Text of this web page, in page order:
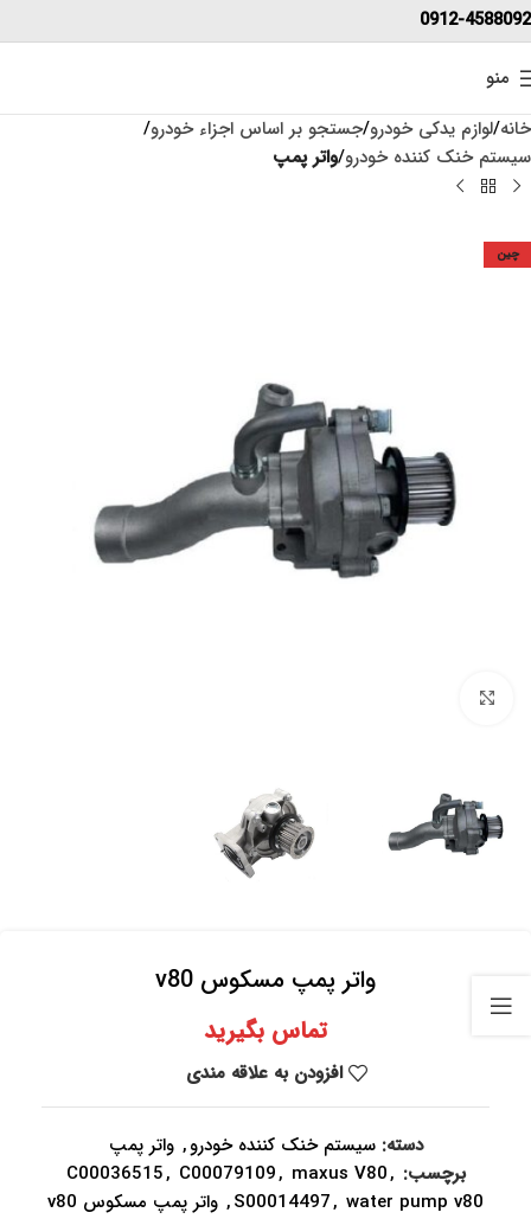
0912-4588092
منو
خانه لوازم یدکی خودرو جستجو بر اساس اجزاء خودرو
سیستم خنک کننده خودرو واتر پمپ
چین
واتر پمپ مسکوس v80
تماس بگیرید
افزودن به علاقه مندی
دسته: سیستم خنک کننده خودرو, واتر پمپ
برچسب:
C00036515, C00079109, maxus V80,
S00014497, water pump v80
, واتر پمپ مسکوس v80